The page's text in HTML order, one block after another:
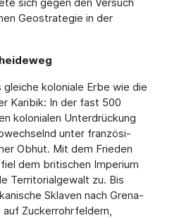
Geostrategie in der
koloniale Erbe wie die
Karibik: In der fast 500
kolonialen Unterdrückung
unter französi­
Obhut. Mit dem Frieden
dem britischen Imperium
Territorialgewalt zu. Bis
Sklaven nach Grena­
Zuckerrohrfeldern,